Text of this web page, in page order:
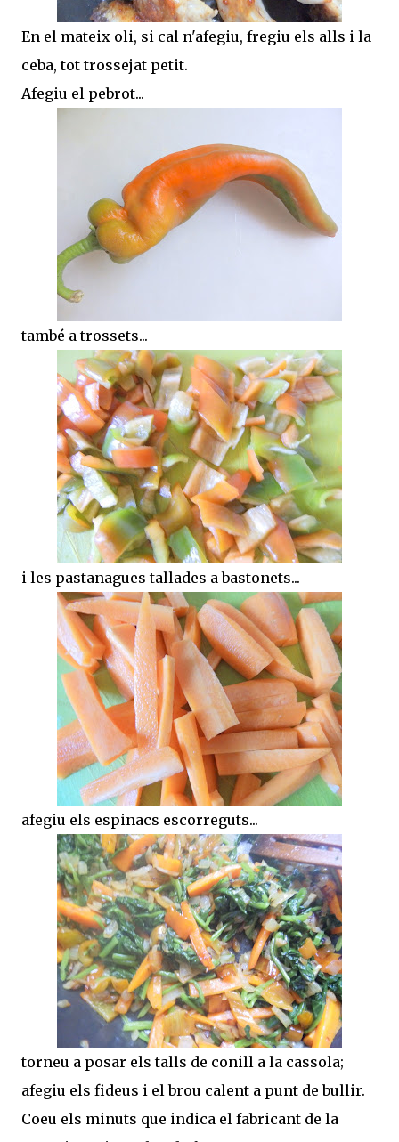
En el mateix oli, si cal n'afegiu, fregiu els alls i la
ceba, tot trossejat petit.
Afegiu el pebrot...
també a trossets...
i les pastanagues tallades a bastonets...
afegiu els espinacs escorreguts...
torneu a posar els talls de conill a la cassola;
afegiu els fideus i el brou calent a punt de bullir.
Coeu els minuts que indica el fabricant de la